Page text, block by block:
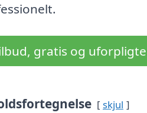
gratis og
skjul